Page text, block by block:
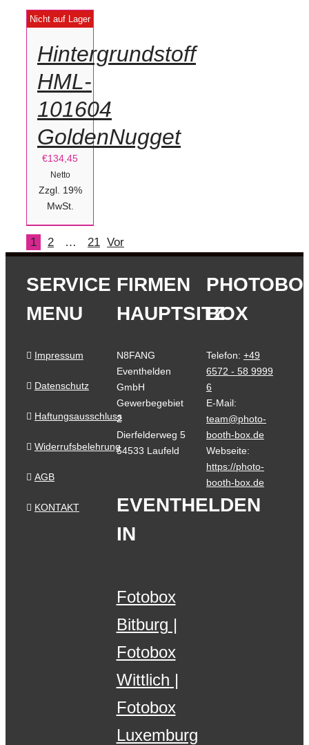
Nicht auf Lager
DETAILS
Hintergrundstoff
HML-
101604
GoldenNugget
€134,45
Netto
Zzgl. 19%
MwSt.
1 2 … 21 Vor
SERVICE
MENU
Impressum
Datenschutz
Haftungsausschluss
Widerrufsbelehrung
AGB
KONTAKT
FIRMEN
HAUPTSITZ
N8FANG
Eventhelden
GmbH
Gewerbegebiet
2
Dierfelderweg 5
54533 Laufeld
BOX
Telefon: +49
6572 - 58 9999
6
E-Mail:
team@photo-
booth-box.de
Webseite:
https://photo-
booth-box.de
EVENTHELDEN
IN
Fotobox
Bitburg
Fotobox
Wittlich
Fotobox
Luxemburg